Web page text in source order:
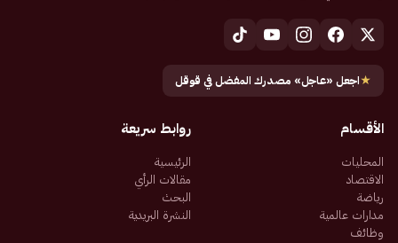
★اجعل «عاجل» مصدرك المفضل في قوقل
الأقسام
المحليات
الاقتصاد
رياضة
مدارات عالمية
وظائف
روابط سريعة
الرئيسية
مقالات الرأي
البحث
النشرة البريدية